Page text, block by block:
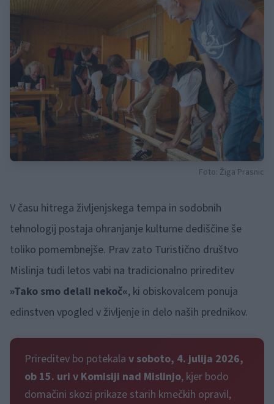
Foto: Žiga Prasnic
V času hitrega življenjskega tempa in sodobnih
tehnologij postaja ohranjanje kulturne dediščine še
toliko pomembnejše. Prav zato Turistično društvo
Mislinja tudi letos vabi na tradicionalno prireditev
»Tako smo delali nekoč«, ki obiskovalcem ponuja
edinstven vpogled v življenje in delo naših prednikov.
Prireditev bo potekala v soboto, 4. julija 2026,
ob 15. uri v Komisiji nad Mislinjo, kjer bodo
domačini skozi prikaze starih kmečkih opravil,